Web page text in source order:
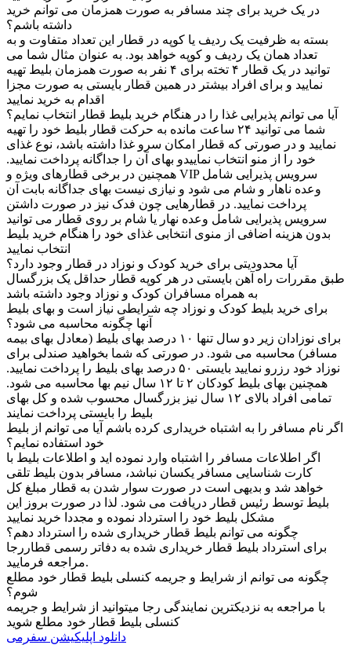
در یک خرید برای چند مسافر به صورت همزمان می توانم خرید
داشته باشم؟
بسته به ظرفیت یک ردیف یا کوپه در قطار این تعداد متفاوت و به
تعداد همان یک ردیف و کوپه خواهد بود. به عنوان مثال شما می
توانید در یک قطار ۴ تخته برای ۴ نفر به صورت همزمان بلیط تهیه
نمایید و برای افراد بیشتر در همین قطار بایستی به صورت مجزا
اقدام به خرید نمایید
آیا می توانم پذیرایی غذا را در هنگام خرید بلیط قطار انتخاب نمایم؟
شما می توانید ۲۴ ساعت مانده به حرکت قطار بلیط خود را تهیه
نمایید و در صورتی که قطار امکان سرو غذا داشته باشد، نوع غذای
خود را از منو انتخاب نماییدو بهای آن را جداگانه پرداخت نمایید.
همچنین در برخی قطارهای ویژه و VIP سرویس پذیرایی شامل
وعده ناهار و شام می شود و نیازی نیست بهای جداگانه بابت آن
پرداخت نمایید. در قطارهایی چون فدک نیز در صورت داشتن
سرویس پذیرایی شامل وعده نهار یا شام بر روی قطار می توانید
بدون هزینه اضافی از منوی انتخابی غذای خود را هنگام خرید بلیط
انتخاب نمایید
آیا محدودیتی برای خرید کودک و نوزاد در قطار وجود دارد؟
طبق مقررات راه آهن بایستی در هر کوپه قطار حداقل یک بزرگسال
به همراه مسافران کودک و نوزاد وجود داشته باشد
برای خرید بلیط کودک و نوزاد چه شرایطی نیاز است و بهای بلیط
آنها چگونه محاسبه می شود؟
برای نوزادان زیر دو سال تنها ۱۰ درصد بهای بلیط (معادل بهای بیمه
مسافر) محاسبه می شود. در صورتی که شما بخواهید صندلی برای
نوزاد خود رزرو نمایید بایستی ۵۰ درصد بهای بلیط را پرداخت نمایید.
همچنین بهای بلیط کودکان ۲ تا ۱۲ سال نیم بها محاسبه می شود.
تمامی افراد بالای ۱۲ سال نیز بزرگسال محسوب شده و کل بهای
بلیط را بایستی پرداخت نمایند
اگر نام مسافر را به اشتباه خریداری کرده باشم آیا می توانم از بلیط
خود استفاده نمایم؟
اگر اطلاعات مسافر را اشتباه وارد نموده اید و اطلاعات بلیط با
کارت شناسایی مسافر یکسان نباشد، مسافر بدون بلیط تلقی
خواهد شد و بدیهی است در صورت سوار شدن به قطار مبلغ کل
بلیط توسط رئیس قطار دریافت می شود. لذا در صورت بروز این
مشکل بلیط خود را استرداد نموده و مجددا خرید نمایید
چگونه می توانم بلیط قطار خریداری شده را استرداد دهم؟
برای استرداد بلیط قطار خریداری شده به دفاتر رسمی قطاررجا
مراجعه فرمایید.
چگونه می توانم از شرایط و جریمه کنسلی بلیط قطار خود مطلع
شوم؟
با مراجعه به نزدیکترین نمایندگی رجا میتوانید از شرایط و جریمه
کنسلی بلیط قطار خود مطلع شوید
دانلود اپلیکیشن سفرمی